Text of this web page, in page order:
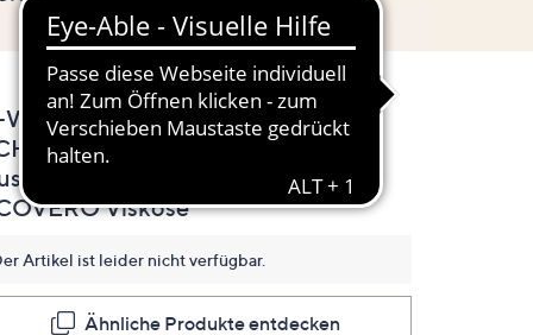
STEFFEN
Shirt V-
mit
Viskose
keine
Bewertungen
auf
Artikel ist leider nicht verfügbar.
Ähnliche Produkte entdecken